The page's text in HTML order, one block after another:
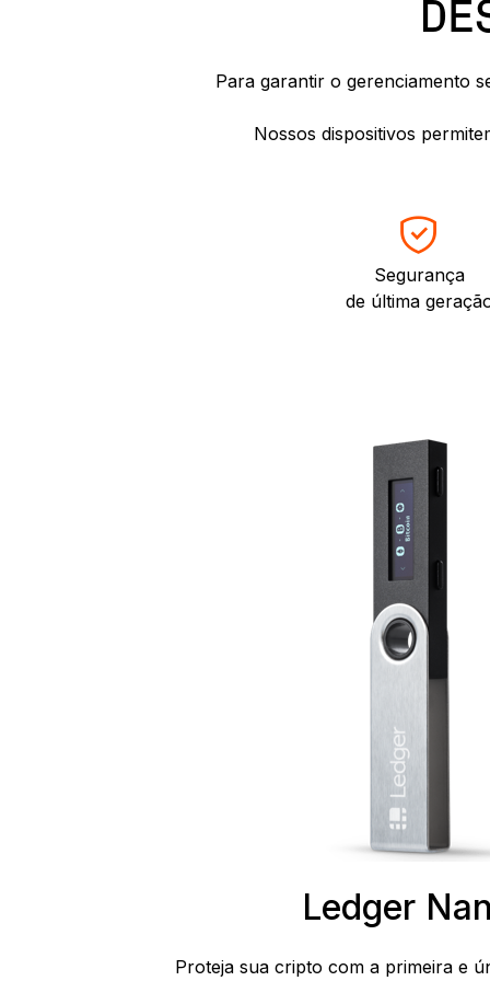
Para garantir o gerenciamento
Nossos dispositivos
Segurança
de última
Ledger
Proteja sua cripto com a primeira e